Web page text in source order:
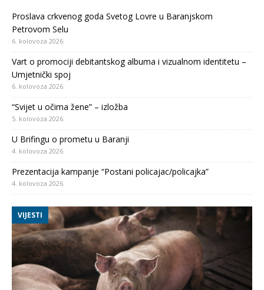
Proslava crkvenog goda Svetog Lovre u Baranjskom
Petrovom Selu
6. kolovoza 2026.
Vart o promociji debitantskog albuma i vizualnom identitetu –
Umjetnički spoj
6. kolovoza 2026.
“Svijet u očima žene” – izložba
5. kolovoza 2026.
U Brifingu o prometu u Baranji
4. kolovoza 2026.
Prezentacija kampanje “Postani policajac/policajka”
4. kolovoza 2026.
VIJESTI